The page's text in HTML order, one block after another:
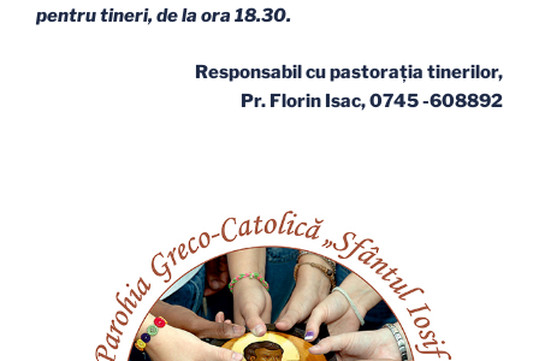
pentru tineri, de la ora 18.30.
Responsabil cu pastoraţia tinerilor,
Pr. Florin Isac, 0745 -608892